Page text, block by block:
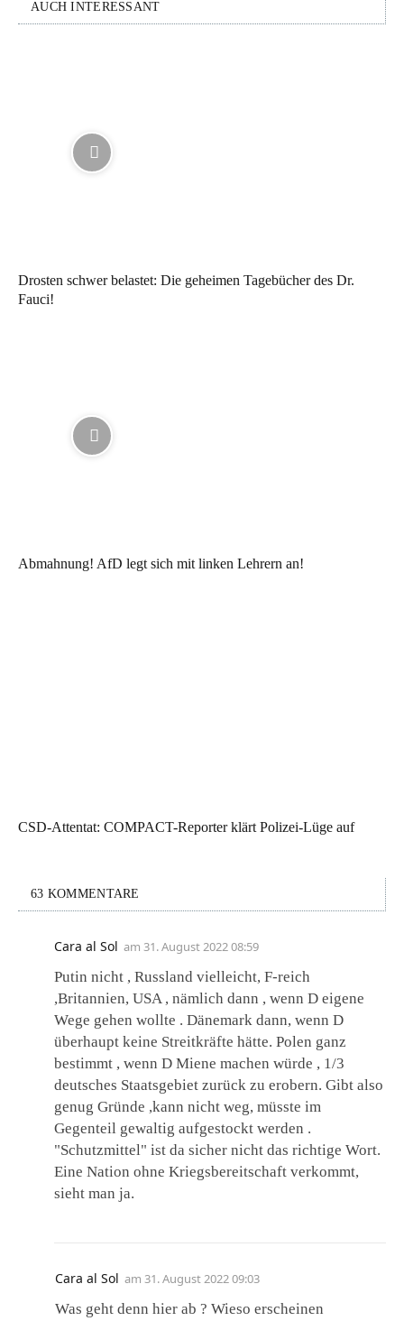
AUCH INTERESSANT
Drosten schwer belastet: Die geheimen Tagebücher des Dr.
Fauci!
Abmahnung! AfD legt sich mit linken Lehrern an!
CSD-Attentat: COMPACT-Reporter klärt Polizei-Lüge auf
63 KOMMENTARE
Cara al Sol am 31. August 2022 08:59
Putin nicht , Russland vielleicht, F-reich
,Britannien, USA , nämlich dann , wenn D eigene
Wege gehen wollte . Dänemark dann, wenn D
überhaupt keine Streitkräfte hätte. Polen ganz
bestimmt , wenn D Miene machen würde , 1/3
deutsches Staatsgebiet zurück zu erobern. Gibt also
genug Gründe ,kann nicht weg, müsste im
Gegenteil gewaltig aufgestockt werden .
"Schutzmittel" ist da sicher nicht das richtige Wort.
Eine Nation ohne Kriegsbereitschaft verkommt,
sieht man ja.
Cara al Sol am 31. August 2022 09:03
Was geht denn hier ab ? Wieso erscheinen